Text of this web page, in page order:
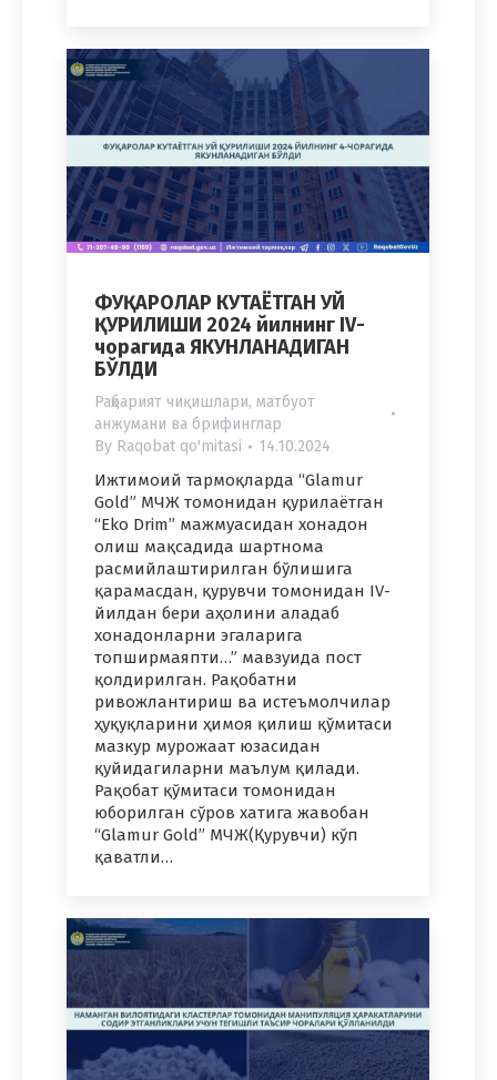
ФУҚАРОЛАР КУТАЁТГАН УЙ
ҚУРИЛИШИ 2024 йилнинг IV-
чорагида ЯКУНЛАНАДИГАН
БЎЛДИ
Раҳбарият чиқишлари, матбуот
анжумани ва брифинглар
By Raqobat qo'mitasi 14.10.2024
Ижтимоий тармоқларда “Glamur
Gold” МЧЖ томонидан қурилаётган
“Eko Drim” мажмуасидан хонадон
олиш мақсадида шартнома
расмийлаштирилган бўлишига
қарамасдан, қурувчи томонидан IV-
йилдан бери аҳолини аладаб
хонадонларни эгаларига
топширмаяпти…” мавзуида пост
қолдирилган. Рақобатни
ривожлантириш ва истеъмолчилар
ҳуқуқларини ҳимоя қилиш қўмитаси
мазкур мурожаат юзасидан
қуйидагиларни маълум қилади.
Рақобат қўмитаси томонидан
юборилган сўров хатига жавобан
“Glamur Gold” МЧЖ(Қурувчи) кўп
қаватли…